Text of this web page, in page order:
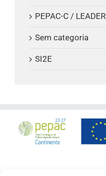
PEPAC-C / LEADER
Sem categoria
SI2E